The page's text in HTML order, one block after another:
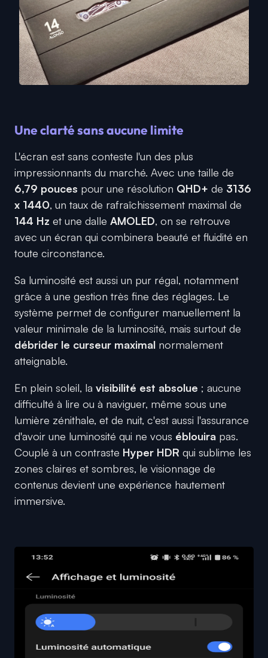
Une clarté sans aucune limite
L'écran est sans conteste l'un des plus
impressionnants du marché. Avec une taille de
6,79 pouces pour une résolution QHD+ de 3136
x 1440, un taux de rafraîchissement maximal de
144 Hz et une dalle AMOLED, on se retrouve
avec un écran qui combinera beauté et fluidité en
toute circonstance.
Sa luminosité est aussi un pur régal, notamment
grâce à une gestion très fine des réglages. Le
système permet de configurer manuellement la
valeur minimale de la luminosité, mais surtout de
débrider le curseur maximal normalement
atteignable.
En plein soleil, la visibilité est absolue ; aucune
difficulté à lire ou à naviguer, même sous une
lumière zénithale, et de nuit, c'est aussi l'assurance
d'avoir une luminosité qui ne vous éblouira pas.
Couplé à un contraste Hyper HDR qui sublime les
zones claires et sombres, le visionnage de
contenus devient une expérience hautement
immersive.